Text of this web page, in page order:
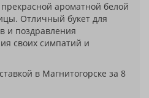
ароматной белой
Отличный букет для
и поздравления
своих симпатий и
в Магнитогорске за 8